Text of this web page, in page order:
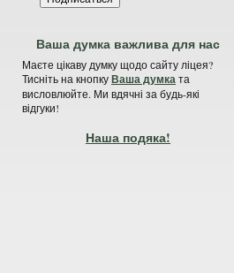
Ваша думка важлива для нас
Маєте цікаву думку щодо сайту ліцея?
Тисніть на кнопкуВаша думката
висловлюйте. Ми вдячні за будь-які
відгуки!
Наша подяка!